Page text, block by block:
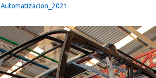
Automatizacion_2021